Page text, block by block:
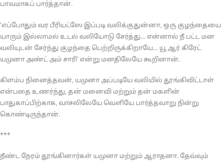
பாவமாகப் பார்த்தான்.
‘எப்போதும் வர பீரியட்ஸே இப்படி வலிக்குதுன்னா, ஒரு குழந்தையை
யாரும் இல்லாமல் உடல் வலியோடு சேர்த்து… என்னால் நீ பட்ட மன
வலியுடன் சேர்ந்து குழந்தை பெற்றிருக்கிறாயே… யூ ஆர் கிரேட்
யமுனா அண்ட் அம் சாரி’ என்று மனதிலேயே கூறினான்.
கிளம்ப நினைத்தவன், யமுனா அப்படியே வலியில் தூங்கிவிட்டாள்
என்பதை உணர்ந்து, தன் மனைவி மற்றும் தன் மகளின்
பாதுகாப்பிற்காக, வாசலிலேயே வெளியே பார்த்தவாறு நின்று
கொண்டிருந்தான்.
***
நீண்ட நேரம் தூங்கினார்கள் யமுனா மற்றும் ஆராதனா. தேவ்வும்